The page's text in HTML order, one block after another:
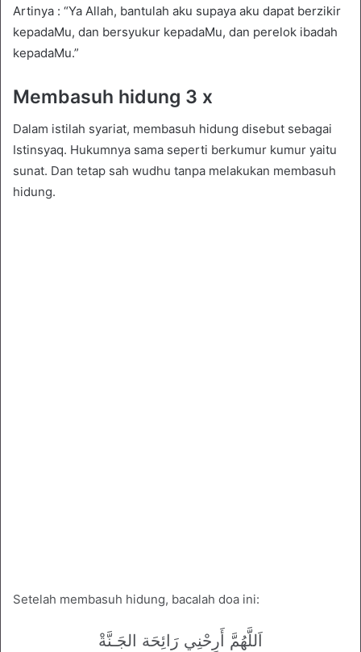
Artinya : “Ya Allah, bantulah aku supaya aku dapat berzikir
kepadaMu, dan bersyukur kepadaMu, dan perelok ibadah
kepadaMu.”
Membasuh hidung 3 x
Dalam istilah syariat, membasuh hidung disebut sebagai
Istinsyaq. Hukumnya sama seperti berkumur kumur yaitu
sunat. Dan tetap sah wudhu tanpa melakukan membasuh
hidung.
Setelah membasuh hidung, bacalah doa ini:
اَللَّهُمَّ أَرِحْنِي رَائِحَة الجَـنَّةْ